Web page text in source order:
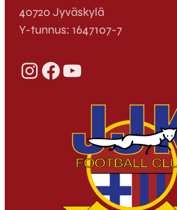
40720 Jyväskylä
Y-tunnus: 1647107-7
InstagramFacebook YouTube